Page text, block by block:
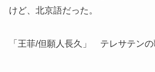
けど、北京語だった。
「王菲/但願人長久」 テレサテンの